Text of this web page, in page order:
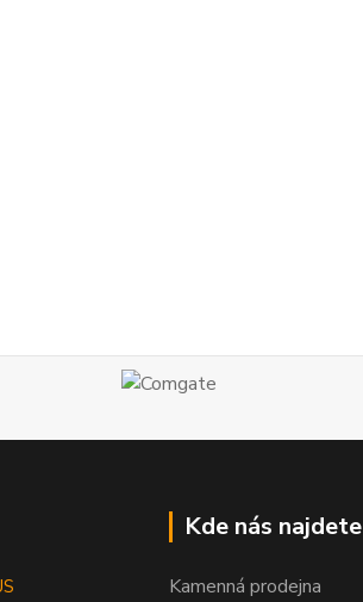
Kde nás najdete
Kamenná prodejna